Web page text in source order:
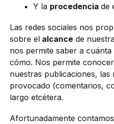
Y la procedencia de
Las redes sociales nos
sobre el alcance de
nos permite saber a
cómo. Nos permite
nuestras publicaciones, las
provocado (comentarios,
largo etcétera.
Afortunadamente